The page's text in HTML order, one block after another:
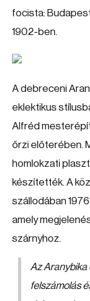
focista:
1902-ben.
A debreceni
eklektikus
Alfréd
őrzi előterében.
homlokzati
készítették. A
szállodában
amely
szárnyhoz.
Az Aranybika
felszámolás